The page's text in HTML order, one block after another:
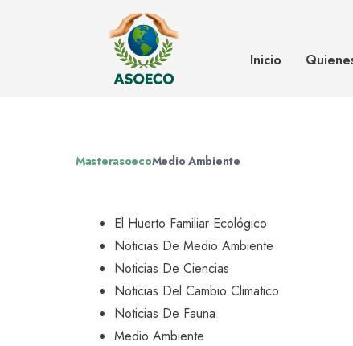
Inicio
El huerto familiar ecológico
MasterasoecoMedio Ambiente
El Huerto Familiar Ecológico
Noticias De Medio Ambiente
Noticias De Ciencias
Noticias Del Cambio Climatico
Noticias De Fauna
Medio Ambiente